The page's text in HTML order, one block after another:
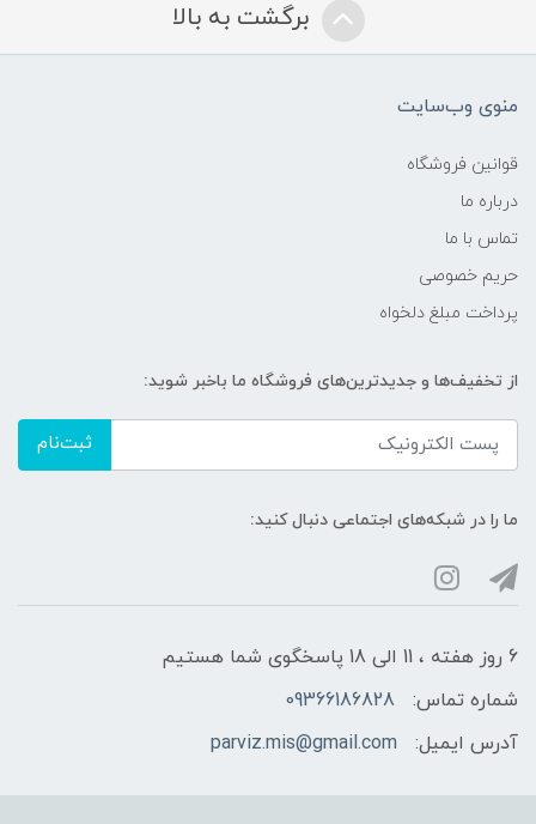
برگشت به بالا
منوی وب‌سایت
قوانین فروشگاه
درباره ما
تماس با ما
حریم خصوصی
پرداخت مبلغ دلخواه
از تخفیف‌ها و جدیدترین‌های فروشگاه ما باخبر شوید:
ثبت‌نام
ما را در شبکه‌های اجتماعی دنبال کنید:
6 روز هفته ، 11 الی 18 پاسخگوی شما هستیم
شماره تماس:
09366186828
آدرس ایمیل:
parviz.mis@gmail.com